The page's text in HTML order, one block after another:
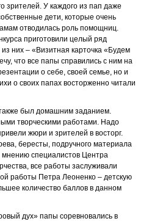
зрителей. У каждого из пап даже
дети, которые очень
отводилась роль помощниц.
приготовили целый ряд
них – «Визитная карточка «Будем
что все папы справились с ним на
о себе, своей семье, но и
о своих папах восторженно читали
был домашним заданием.
творческими работами. Надо
жюри и зрителей в восторг.
бересты, подручного материала
мнению специалистов Центра
все работы заслуживали
работы Петра Леоненко – детскую
количество баллов в данном
дух» папы соревновались в